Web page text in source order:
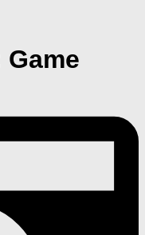
Game